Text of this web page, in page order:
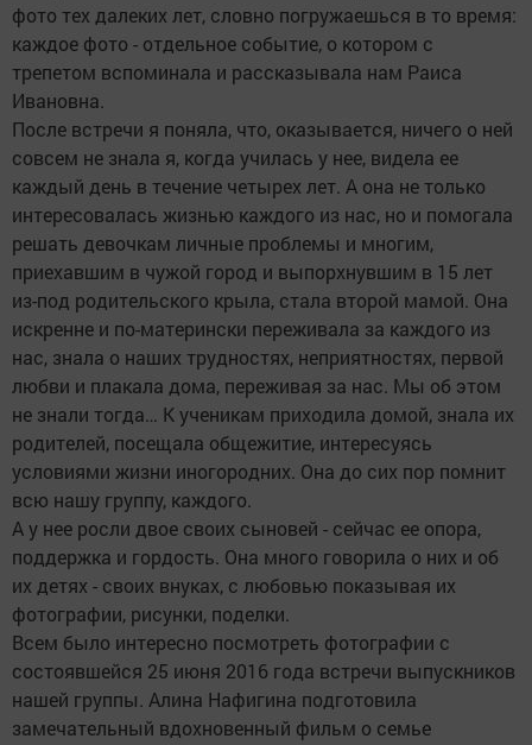
фото тех далеких лет, словно погружаешься в то время:
каждое фото - отдельное событие, о котором с
трепетом вспоминала и рассказывала нам Раиса
Ивановна.
После встречи я поняла, что, оказывается, ничего о ней
совсем не знала я, когда училась у нее, видела ее
каждый день в течение четырех лет. А она не только
интересовалась жизнью каждого из нас, но и помогала
решать девочкам личные проблемы и многим,
приехавшим в чужой город и выпорхнувшим в 15 лет
из-под родительского крыла, стала второй мамой. Она
искренне и по-матерински переживала за каждого из
нас, знала о наших трудностях, неприятностях, первой
любви и плакала дома, переживая за нас. Мы об этом
не знали тогда… К ученикам приходила домой, знала их
родителей, посещала общежитие, интересуясь
условиями жизни иногородних. Она до сих пор помнит
всю нашу группу, каждого.
А у нее росли двое своих сыновей - сейчас ее опора,
поддержка и гордость. Она много говорила о них и об
их детях - своих внуках, с любовью показывая их
фотографии, рисунки, поделки.
Всем было интересно посмотреть фотографии с
состоявшейся 25 июня 2016 года встречи выпускников
нашей группы. Алина Нафигина подготовила
замечательный вдохновенный фильм о семье